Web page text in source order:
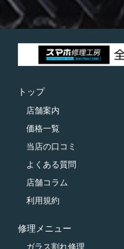
トップ
店舗案内
価格一覧
当店の口コミ
よくある質問
店舗コラム
利用規約
修理メニュー
ガラス割れ修理